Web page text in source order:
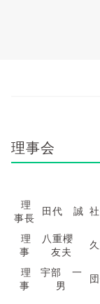
理事会
理
事長
田代 誠
理
事
八重櫻
友夫
理
事
宇部 一
男